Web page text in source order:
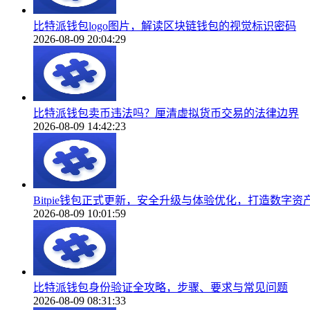
比特派钱包logo图片，解读区块链钱包的视觉标识密码
2026-08-09 20:04:29
比特派钱包卖币违法吗？厘清虚拟货币交易的法律边界
2026-08-09 14:42:23
Bitpie钱包正式更新，安全升级与体验优化，打造数字资
2026-08-09 10:01:59
比特派钱包身份验证全攻略，步骤、要求与常见问题
2026-08-09 08:31:33